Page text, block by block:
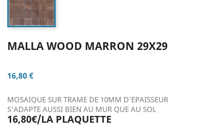
MALLA WOOD MARRON 29X29
16,80 €
MOSAIQUE SUR TRAME DE 10MM D'EPAISSEUR
S'ADAPTE AUSSI BIEN AU MUR QUE AU SOL
16,80€/LA PLAQUETTE